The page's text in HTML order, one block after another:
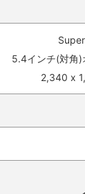
5.4インチ(対角)
2,340 x